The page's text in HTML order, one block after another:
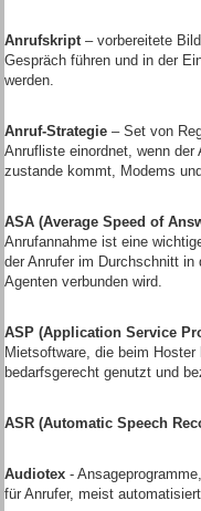
Anrufskript– vorbereitete
Gespräch führen und in der
werden.
Anruf-Strategie – Set von
Anrufliste einordnet, wenn
zustande kommt, Modems
ASA (Average Speed of
Anrufannahme ist eine
der Anrufer im Durchschnitt
Agenten verbunden wird.
ASP (Application Service
Mietsoftware, die beim
bedarfsgerecht genutzt und
ASR (Automatic Speech
Audiotex -
für Anrufer, meist